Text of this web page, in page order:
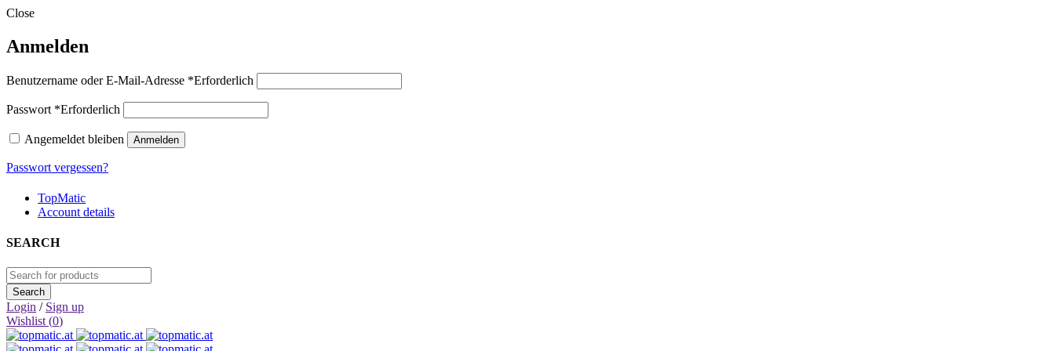
Close
Anmelden
Benutzername oder E-Mail-Adresse *Erforderlich
Passwort *Erforderlich
Angemeldet bleiben Anmelden
Passwort vergessen?
TopMatic
Account details
SEARCH
Login / Sign up
Wishlist (0)